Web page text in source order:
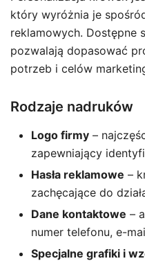
który wyróżnia je
reklamowych. Dostępne
pozwalają dopasować
potrzeb i celów
Rodzaje nadruków
Logo firmy –
zapewniający
Hasła reklamowe –
zachęcające do
Dane kontaktowe –
numer telefonu, e-
Specjalne grafiki i